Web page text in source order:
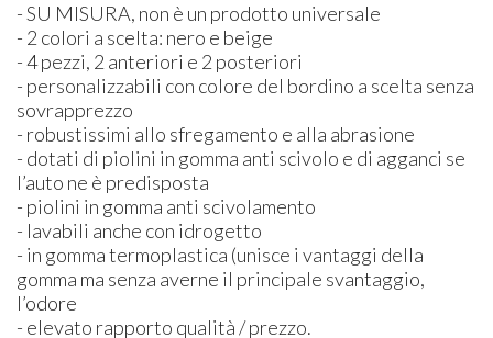
- SU MISURA, non è un prodotto universale
- 2 colori a scelta: nero e beige
- 4 pezzi, 2 anteriori e 2 posteriori
- personalizzabili con colore del bordino a scelta senza
sovrapprezzo
- robustissimi allo sfregamento e alla abrasione
- dotati di piolini in gomma anti scivolo e di agganci se
l’auto ne è predisposta
- piolini in gomma anti scivolamento
- lavabili anche con idrogetto
- in gomma termoplastica (unisce i vantaggi della
gomma ma senza averne il principale svantaggio,
l’odore
- elevato rapporto qualità / prezzo.